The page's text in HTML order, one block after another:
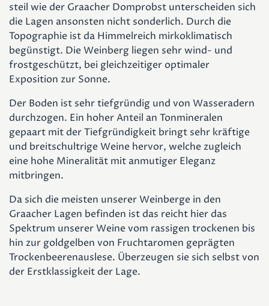
steil wie der Graacher Domprobst unterscheiden sich
die Lagen ansonsten nicht sonderlich. Durch die
Topographie ist da Himmelreich mirkoklimatisch
begünstigt. Die Weinberg liegen sehr wind- und
frostgeschützt, bei gleichzeitiger optimaler
Exposition zur Sonne.
Der Boden ist sehr tiefgründig und von Wasseradern
durchzogen. Ein hoher Anteil an Tonmineralen
gepaart mit der Tiefgründigkeit bringt sehr kräftige
und breitschultrige Weine hervor, welche zugleich
eine hohe Mineralität mit anmutiger Eleganz
mitbringen.
Da sich die meisten unserer Weinberge in den
Graacher Lagen befinden ist das reicht hier das
Spektrum unserer Weine vom rassigen trockenen bis
hin zur goldgelben von Fruchtaromen geprägten
Trockenbeerenauslese. Überzeugen sie sich selbst von
der Erstklassigkeit der Lage.